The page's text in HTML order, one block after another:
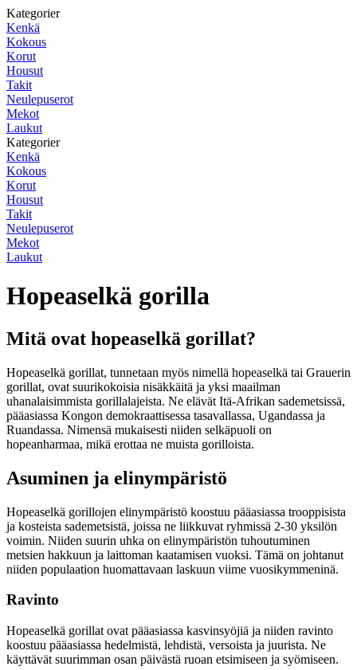
Kategorier
Kenkä
Kokous
Korut
Housut
Takit
Neulepuserot
Mekot
Laukut
Kategorier
Kenkä
Kokous
Korut
Housut
Takit
Neulepuserot
Mekot
Laukut
Hopeaselkä gorilla
Mitä ovat hopeaselkä gorillat?
Hopeaselkä gorillat, tunnetaan myös nimellä hopeaselkä tai Grauerin
gorillat, ovat suurikokoisia nisäkkäitä ja yksi maailman
uhanalaisimmista gorillalajeista. Ne elävät Itä-Afrikan sademetsissä,
pääasiassa Kongon demokraattisessa tasavallassa, Ugandassa ja
Ruandassa. Nimensä mukaisesti niiden selkäpuoli on
hopeanharmaa, mikä erottaa ne muista gorilloista.
Asuminen ja elinympäristö
Hopeaselkä gorillojen elinympäristö koostuu pääasiassa trooppisista
ja kosteista sademetsistä, joissa ne liikkuvat ryhmissä 2-30 yksilön
voimin. Niiden suurin uhka on elinympäristön tuhoutuminen
metsien hakkuun ja laittoman kaatamisen vuoksi. Tämä on johtanut
niiden populaation huomattavaan laskuun viime vuosikymmeninä.
Ravinto
Hopeaselkä gorillat ovat pääasiassa kasvinsyöjiä ja niiden ravinto
koostuu pääasiassa hedelmistä, lehdistä, versoista ja juurista. Ne
käyttävät suurimman osan päivästä ruoan etsimiseen ja syömiseen.